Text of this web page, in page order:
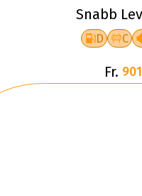
Snabb
D C
Fr.